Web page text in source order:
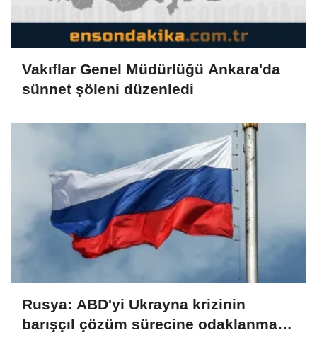
Vakıflar Genel Müdürlüğü Ankara'da
sünnet şöleni düzenledi
Rusya: ABD'yi Ukrayna krizinin
barışçıl çözüm sürecine odaklanmaya